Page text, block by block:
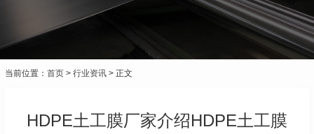
当前位置： 首页 > 行业资讯 > 正文
HDPE土工膜厂家介绍HDPE土工膜